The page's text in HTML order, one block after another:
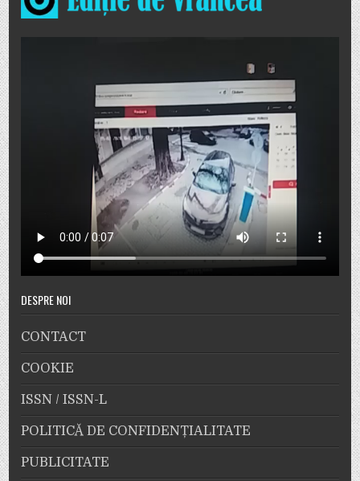
DESPRE NOI
CONTACT
COOKIE
ISSN / ISSN-L
POLITICĂ DE CONFIDENȚIALITATE
PUBLICITATE